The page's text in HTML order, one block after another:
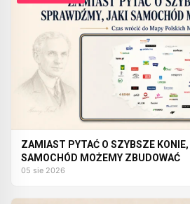
ZAMIAST PYTAĆ O SZYBSZE KONIE,
SAMOCHÓD MOŻEMY ZBUDOWAĆ
05 sie 2026